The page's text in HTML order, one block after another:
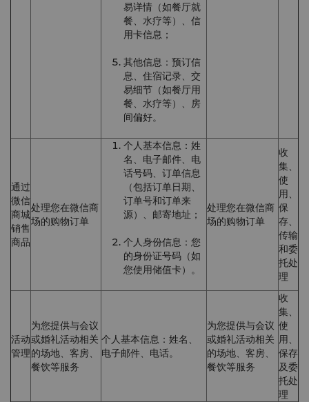
易详情（如餐厅就
餐、水疗等）、信
用卡信息；
其他信息：预订信
息、住宿记录、交
易细节（如餐厅用
餐、水疗等）、房
间偏好。
通过
微信
商城
销售
商品
处理您在微信商
场的购物订单
个人基本信息：姓
名、电子邮件、电
话号码、订单信息
（包括订单日期、
订单号和订单来
源）、邮寄地址；
个人身份信息：您
的身份证号码（如
您使用储值卡）。
处理您在微信商
场的购物订单
收
集、
使
用、
保
存、
传输
和委
托处
理
活动
管理
为您提供与会议
或婚礼活动相关
的场地、客房、
餐饮等服务
个人基本信息：姓名、
电子邮件、电话。
为您提供与会议
或婚礼活动相关
的场地、客房、
餐饮等服务
收
集、
使
用、
保存
及委
托处
理